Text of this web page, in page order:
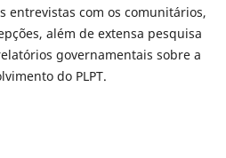
entrevistas com os comunitários,
além de extensa pesquisa
governamentais sobre a
do PLPT.